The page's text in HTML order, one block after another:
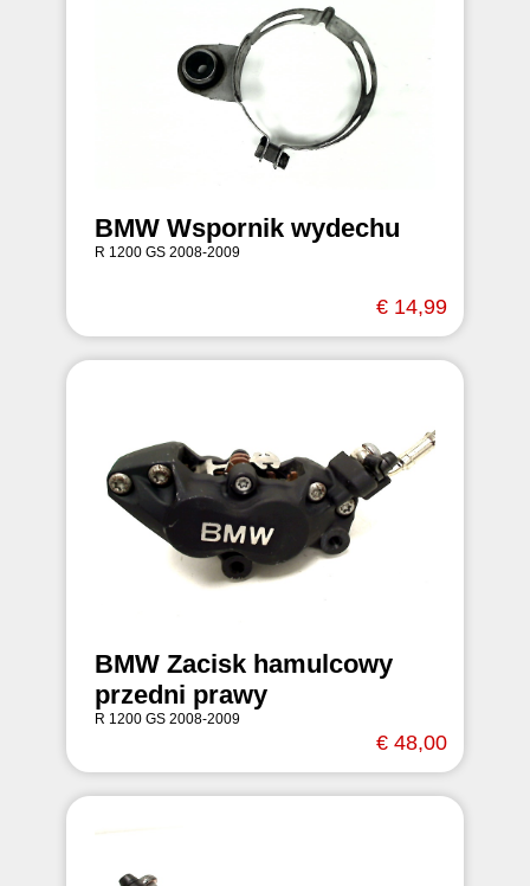
BMW Wspornik wydechu
R 1200 GS 2008-2009
€ 14,99
BMW Zacisk hamulcowy
przedni prawy
R 1200 GS 2008-2009
€ 48,00